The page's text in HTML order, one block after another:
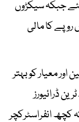
جبکہ سیکڑوں
کا مالی
معیار کو بہتر
ڈرائیورز
انفراسٹرکچر